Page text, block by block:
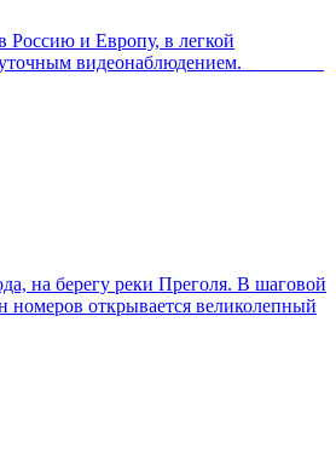
Россию и Европу, в легкой
видеонаблюдением.
на берегу реки Преголя. В шаговой
номеров открывается великолепный